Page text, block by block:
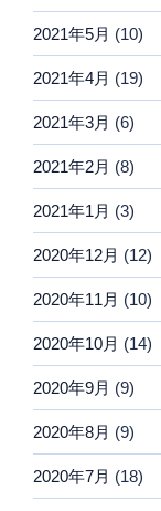
2021年5月 (10)
2021年4月 (19)
2021年3月 (6)
2021年2月 (8)
2021年1月 (3)
2020年12月 (12)
2020年11月 (10)
2020年10月 (14)
2020年9月 (9)
2020年8月 (9)
2020年7月 (18)